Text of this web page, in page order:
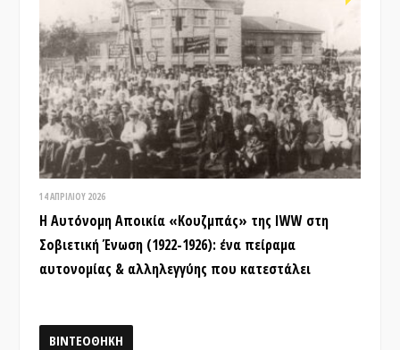
14 ΑΠΡΙΛΊΟΥ 2026
Η Αυτόνομη Αποικία «Κουζμπάς» της IWW στη
Σοβιετική Ένωση (1922-1926): ένα πείραμα
αυτονομίας & αλληλεγγύης που κατεστάλει
ΒΙΝΤΕΟΘΗΚΗ